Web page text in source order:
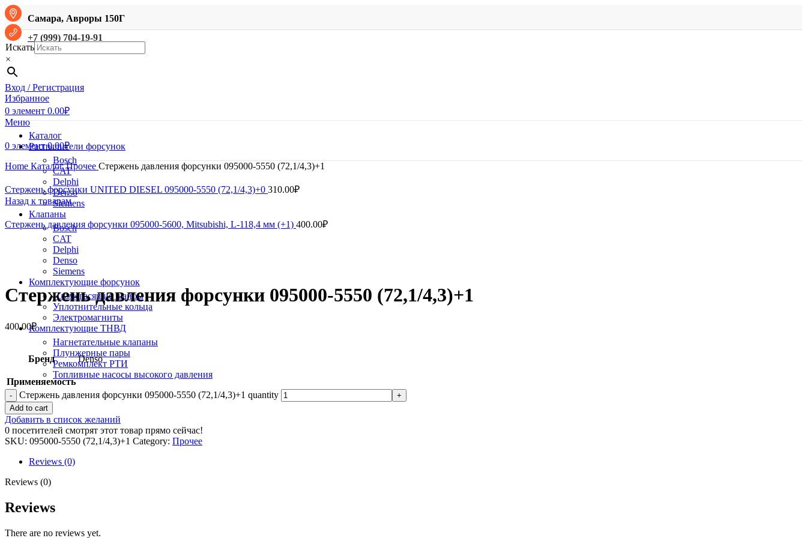
Самара, Авроры 150Г
+7 (999) 704-19-91
Искать
×
Вход / Регистрация
Избранное
0 элемент 0.00₽
Меню
0 элемент 0.00₽
Каталог
Распылители форсунок
Bosch
CAT
Delphi
Denso
Siemens
Клапаны
Bosch
CAT
Delphi
Denso
Siemens
Комплектующие форсунок
Пламегасящие шайбы
Уплотнительные кольца
Электромагниты
Комплектующие ТНВД
Нагнетательные клапаны
Плунжерные пары
Ремкомплект РТИ
Топливные насосы высокого давления
Home КаталогПрочее Стержень давления форсунки 095000-5550 (72,1/4,3)+1
Стержень форсунки UNITED DIESEL 095000-5550 (72,1/4,3)+0 310.00₽
Назад к товарам
Стержень давления форсунки 095000-5600, Mitsubishi, L-118,4 мм (+1) 400.00₽
Нажмите, чтобы увеличить
Стержень давления форсунки 095000-5550 (72,1/4,3)+1
400.00₽
Бренд Denso
Применяемость
Стержень давления форсунки 095000-5550 (72,1/4,3)+1 quantity
Add to cart
Добавить в список желаний
0 посетителей смотрят этот товар прямо сейчас!
SKU: 095000-5550 (72,1/4,3)+1 Category: Прочее
Reviews (0)
Reviews (0)
Reviews
There are no reviews yet.